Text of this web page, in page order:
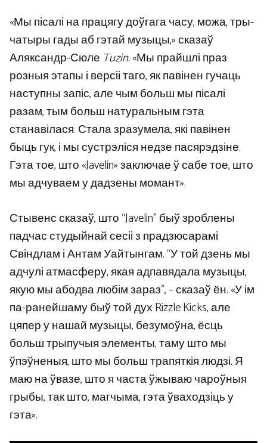
«Мы пісалі на працягу доўгага часу, можа, тры-
чатыры гады аб гэтай музыцы,» сказаў
Аляксандр-Сюле Tuzin. «Мы прайшлі праз
розныя этапы і версіі таго, як павінен гучаць
наступны запіс, але чым больш мы пісалі
разам, тым больш натуральным гэта
станавілася. Стала зразумела, які павінен
быць гук, і мы сустрэліся недзе пасярэдзіне.
Гэта тое, што «Javelin» заключае ў сабе тое, што
мы адчуваем у дадзены момант».
Стывенс сказаў, што “Javelin” быў зроблены
падчас студыйнай сесіі з прадзюсарамі
Свіндлам і Антам Уайтынгам. “У той дзень мы
адчулі атмасферу, якая адпавядала музыцы,
якую мы абодва любім зараз”, – сказаў ён. «У ім
па-ранейшаму быў той дух Rizzle Kicks, але
цяпер у нашай музыцы, безумоўна, ёсць
больш трыпучыя элементы, таму што мы
ўпэўненыя, што мы больш трапяткія людзі. Я
маю на ўвазе, што я часта ўжываю чароўныя
грыбы, так што, магчыма, гэта ўваходзіць у
гэта».